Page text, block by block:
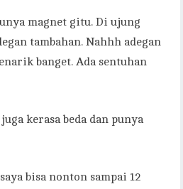
magnet gitu. Di ujung
tambahan. Nahhh adegan
banget. Ada sentuhan
kerasa beda dan punya
bisa nonton sampai 12